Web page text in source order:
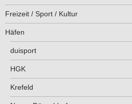
Freizeit / Sport / Kultur
Häfen
duisport
HGK
Krefeld